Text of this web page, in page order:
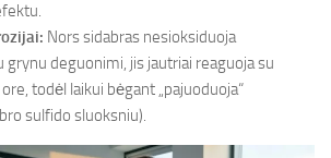
Nors sidabras nesioksiduoja
grynu deguonimi, jis jautriai reaguoja su
todėl laikui bėgant „pajuoduoja“
sulfido sluoksniu).